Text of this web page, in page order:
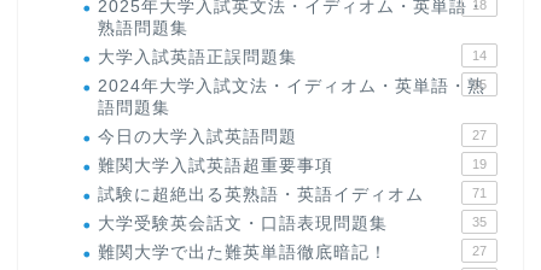
2025年大学入試英文法・イディオム・英単語・
熟語問題集
18
大学入試英語正誤問題集 14
2024年大学入試文法・イディオム・英単語・熟
語問題集
15
今日の大学入試英語問題 27
難関大学入試英語超重要事項 19
試験に超絶出る英熟語・英語イディオム 71
大学受験英会話文・口語表現問題集 35
難関大学で出た難英単語徹底暗記！ 27